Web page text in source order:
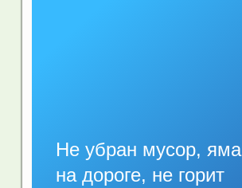
Не убран мусор, яма
на дороге, не горит